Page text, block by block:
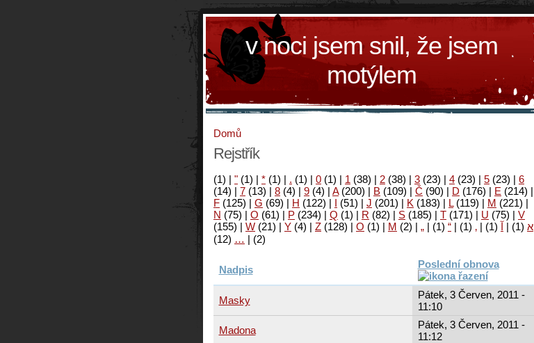
v noci jsem snil, že jsem
motýlem
Domů
Rejstřík
(1) | " (1) | * (1) | . (1) | 0 (1) | 1 (38) | 2 (38) | 3 (23) | 4 (23) | 5 (23) | 6
(14) | 7 (13) | 8 (4) | 9 (4) | A(200) | B (109) | Č (90) | D (176) | E (214) |
F (125) | G (69) | H (122) | I (51) | J (201) | K (183) | L(119) | M (221) |
N (75) | O (61) | P (234) | Q (1) | R (82) | S (185) | T (171) | U (75) | V
(155) | W (21) | Y (4) | Z (128) | Ο (1) | М (2) | א (1)
| آ (1)
|
‚
(1)
|
“
(1)
|
„
(2)
|
…
(12)
Nadpis Poslední obnova
Masky
Pátek, 3 Červen, 2011 -
11:10
Madona
Pátek, 3 Červen, 2011 -
11:12